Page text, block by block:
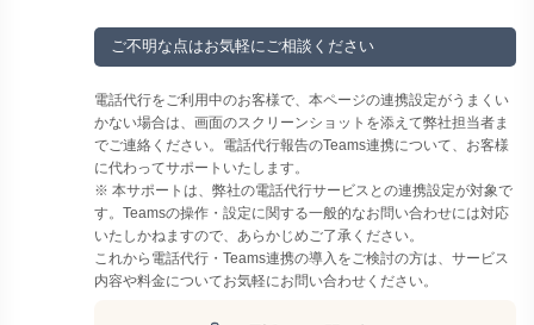
ご不明な点はお気軽にご相談ください
電話代行をご利用中のお客様で、本ページの連携設定がうまくい
かない場合は、画面のスクリーンショットを添えて弊社担当者ま
でご連絡ください。電話代行報告のTeams連携について、お客様
に代わってサポートいたします。
※ 本サポートは、弊社の電話代行サービスとの連携設定が対象で
す。Teamsの操作・設定に関する一般的なお問い合わせには対応
いたしかねますので、あらかじめご了承ください。
これから電話代行・Teams連携の導入をご検討の方は、サービス
内容や料金についてお気軽にお問い合わせください。